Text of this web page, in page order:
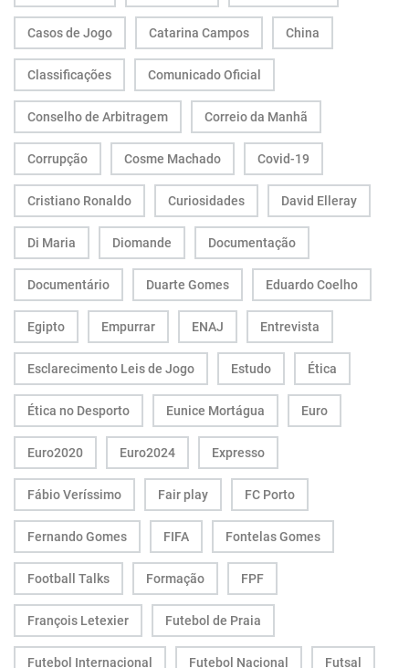
Casos de Jogo Catarina Campos China
Classificações Comunicado Oficial
Conselho de Arbitragem Correio da Manhã
Corrupção Cosme Machado Covid-19
Cristiano Ronaldo Curiosidades David Elleray
Di Maria Diomande Documentação
Documentário Duarte Gomes Eduardo Coelho
Egipto Empurrar ENAJ Entrevista
Esclarecimento Leis de Jogo Estudo Ética
Ética no Desporto Eunice Mortágua Euro
Euro2020 Euro2024 Expresso
Fábio Veríssimo Fair play FC Porto
Fernando Gomes FIFA Fontelas Gomes
Football Talks Formação FPF
François Letexier Futebol de Praia
Futebol Internacional Futebol Nacional Futsal